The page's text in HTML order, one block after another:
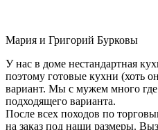
Мария и Григорий Бурковы
У нас в доме нестандартная
поэтому готовые кухни (хоть
вариант. Мы с мужем много
подходящего варианта.
После всех походов по
на заказ под наши размеры.